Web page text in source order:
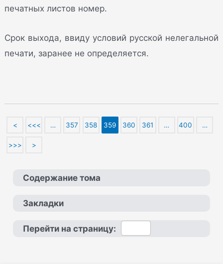
печатных листов номер.
Срок выхода, ввиду условий русской нелегальной
печати, заранее не определяется.
< <<< … 357 358 359 360 361 … 400 …
>>> >
Содержание тома
Закладки
Перейти на страницу: